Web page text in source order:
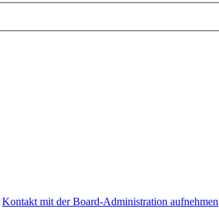
Kontakt mit der Board-Administration aufnehmen